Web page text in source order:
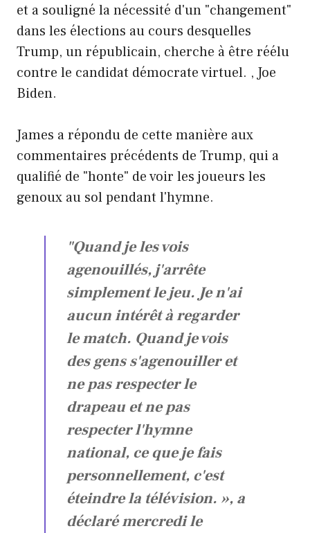
et a souligné la nécessité d'un "changement"
dans les élections au cours desquelles
Trump, un républicain, cherche à être réélu
contre le candidat démocrate virtuel. , Joe
Biden.
James a répondu de cette manière aux
commentaires précédents de Trump, qui a
qualifié de "honte" de voir les joueurs les
genoux au sol pendant l'hymne.
"Quand je les vois
agenouillés, j'arrête
simplement le jeu. Je n'ai
aucun intérêt à regarder
le match. Quand je vois
des gens s'agenouiller et
ne pas respecter le
drapeau et ne pas
respecter l'hymne
national, ce que je fais
personnellement, c'est
éteindre la télévision. », a
déclaré mercredi le